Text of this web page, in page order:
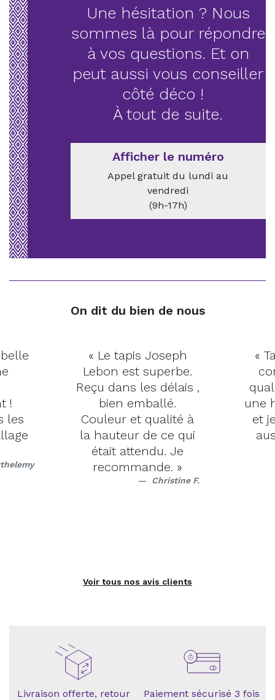
Une hésitation ? Nous
sommes là pour répondre
à vos questions. Et on
peut aussi vous conseiller
côté déco !
À tout de suite.
Afficher le numéro
Appel gratuit du lundi au
vendredi
(9h-17h)
On dit du bien de nous
!
les
« Le tapis Joseph
Lebon est superbe.
Reçu dans les délais ,
bien emballé.
Couleur et qualité à
la hauteur de ce qui
était attendu. Je
recommande. »
Christine F.
«
une
et
Voir tous nos avis clients
Livraison offerte, retour
Paiement sécurisé 3 fois